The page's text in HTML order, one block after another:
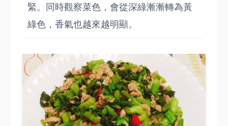
緊。同時觀察菜色，會從深綠漸漸轉為黃
綠色，香氣也越來越明顯。